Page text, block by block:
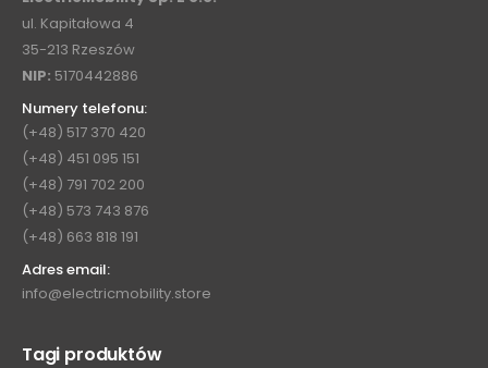
ul. Kapitałowa 4
35-213 Rzeszów
NIP: 5170442886
Numery telefonu:
(+48) 517 370 420
(+48) 451 095 151
(+48) 791 702 200
(+48) 573 743 876
(+48) 663 818 191
Adres email:
info@electricmobility.store
Tagi produktów